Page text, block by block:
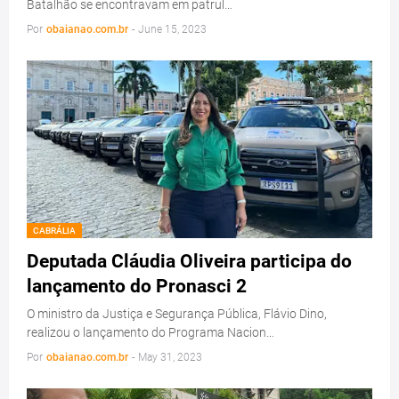
Batalhão se encontravam em patrul…
Por obaianao.com.br - June 15, 2023
CABRÁLIA
Deputada Cláudia Oliveira participa do
lançamento do Pronasci 2
O ministro da Justiça e Segurança Pública, Flávio Dino,
realizou o lançamento do Programa Nacion…
Por obaianao.com.br - May 31, 2023